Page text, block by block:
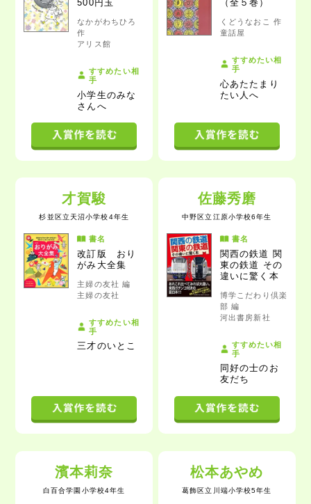
500円玉
なかがわちひろ
作
アリス館
すすめたい相
手
小学生のみな
さん へ
（全５巻）
くどうなおこ 作
童話屋
すすめたい相
手
心あたたまり
たい人へ
才賀駿
杉並区立天沼小学校4年生
書名
改訂版 おり
がみ大全集
主婦の友社 編
主婦の友社
すすめたい相
手
三才のいとこ
佐藤秀磨
中野区立江原小学校6年生
書名
関西の鉄道 関
東の鉄道 その
違いに驚く本
博学こだわり倶楽
部 編
河出書房新社
すすめたい相
手
同好の士のお
友だち
濱本莉奈
白百合学園小学校4年生
松本あやめ
葛飾区立川端小学校5年生